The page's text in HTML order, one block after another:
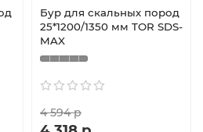
Бур для скальных пород
25*1200/1350 мм TOR SDS-
MAX
4 594 р